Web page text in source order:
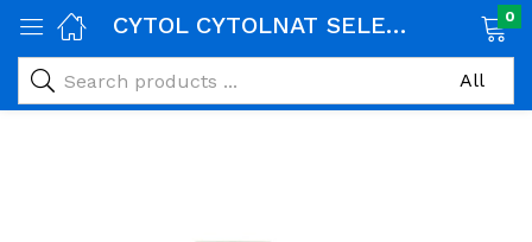
CYTOL CYTOLNAT SELENIUM CREME ANTI AGE 50ML 0